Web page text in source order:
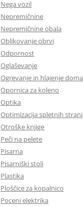
Nega vozil
Nepremičnine
Nepremičnine obala
Oblikovanje obrvi
Odpornost
Oglaševanje
Ogrevanje in hlajenje doma
Opornica za koleno
Optika
Optimizacija spletnih strani
Otroške knjige
Peči na pelete
Pisarna
Pisarniški stoli
Plastika
Ploščice za kopalnico
Poceni elektrika